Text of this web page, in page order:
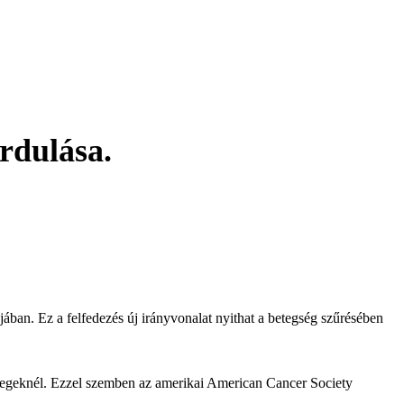
Ez a felfedezés új irányvonalat nyithat a betegség szűrésében
Ezzel szemben az amerikai American Cancer Society